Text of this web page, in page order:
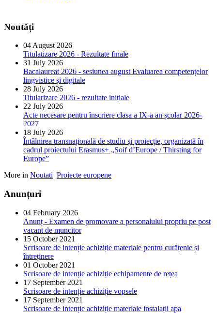
Noutăți
04 August 2026
Titulatizare 2026 - Rezultate finale
31 July 2026
Bacalaureat 2026 - sesiunea august Evaluarea competențelor
lingvistice și digitale
28 July 2026
Titularizare 2026 - rezultate inițiale
22 July 2026
Acte necesare pentru înscriere clasa a IX-a an școlar 2026-
2027
18 July 2026
Întâlnirea transnațională de studiu și proiecție, organizată în
cadrul proiectului Erasmus+ „Soif d’Europe / Thirsting for
Europe”
More in Noutati Proiecte europene
Anunțuri
04 February 2026
Anunț - Examen de promovare a personalului propriu pe post
vacant de muncitor
15 October 2021
Scrisoare de intenție achiziție materiale pentru curățenie și
întreținere
01 October 2021
Scrisoare de intenție achiziție echipamente de rețea
17 September 2021
Scrisoare de intenție achiziție vopsele
17 September 2021
Scrisoare de intenție achiziție materiale instalații apa